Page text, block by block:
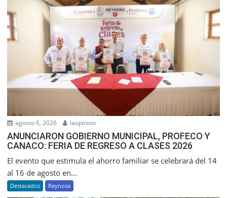
agosto 6, 2026 laopinion
ANUNCIARON GOBIERNO MUNICIPAL, PROFECO Y
CANACO: FERIA DE REGRESO A CLASES 2026
El evento que estimula el ahorro familiar se celebrará del 14
al 16 de agosto en...
Destacados Reynosa